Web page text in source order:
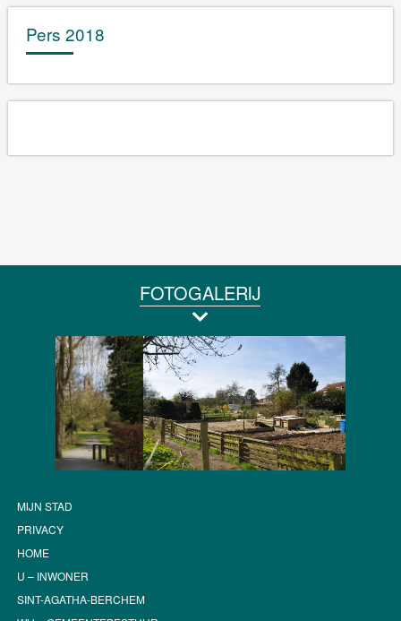
Pers 2018
FOTOGALERIJ
MIJN STAD
PRIVACY
HOME
U – INWONER
SINT-AGATHA-BERCHEM